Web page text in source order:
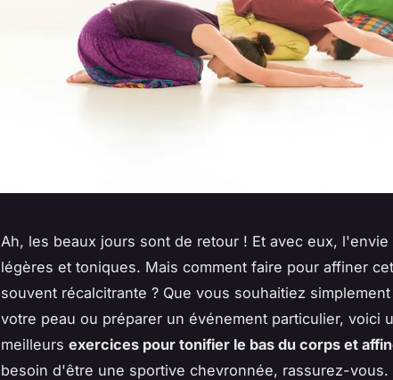
Ah, les beaux jours sont de retour ! Et avec eux,
légères et toniques. Mais comment faire pour affiner
souvent récalcitrante ? Que vous souhaitiez
votre peau ou préparer un événement particulier, voici
meilleurs exercices pour tonifier le bas du corps et
besoin d'être une sportive chevronnée, rassurez-vous.